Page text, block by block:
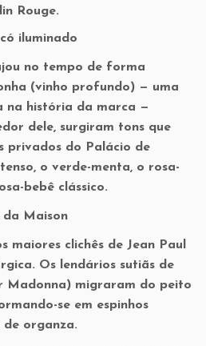
Rouge.
iluminado
no tempo de forma
(vinho profundo) — uma
na história da marca —
dele, surgiram tons que
privados do Palácio de
o verde-menta, o rosa-
bebê clássico.
da Maison
maiores clichês de Jean Paul
Os lendários sutiãs de
Madonna) migraram do peito
se em espinhos
organza.